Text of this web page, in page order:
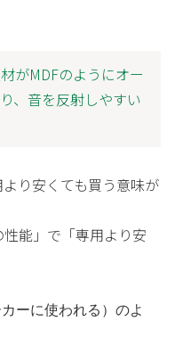
がMDFのようにオー
、音を反射しやすい
り安くても買う意味が
能」で「専用より安
ーに使われる）のよ